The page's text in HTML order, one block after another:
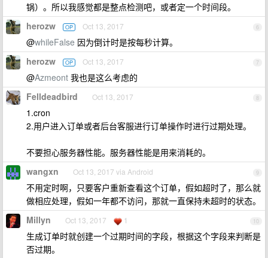
锅）。所以我感觉都是整点检测吧，或者定一个时间段。
6
herozw OP Oct 13, 2017
@whileFalse 因为倒计时是按每秒计算。
7
herozw OP Oct 13, 2017
@Azmeont 我也是这么考虑的
8
Felldeadbird Oct 13, 2017
1.cron
2.用户进入订单或者后台客服进行订单操作时进行过期处理。
不要担心服务器性能。服务器性能是用来消耗的。
9
wangxn Oct 13, 2017 via Android
不用定时啊，只要客户重新查看这个订单，假如超时了，那么就
做相应处理，假如一年都不访问，那就一直保持未超时的状态。
10
Millyn Oct 13, 2017 1
生成订单时就创建一个过期时间的字段，根据这个字段来判断是
否过期。